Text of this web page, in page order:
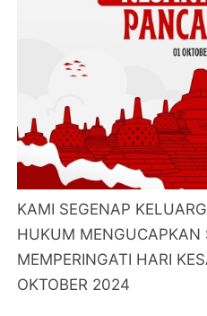
KAMI SEGENAP
HUKUM MENGUCAPKAN
MEMPERINGATI HARI
OKTOBER 2024